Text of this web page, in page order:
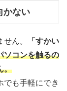
かない
ん。
「すかい
ソコンを触るの
。
でも手軽にでき